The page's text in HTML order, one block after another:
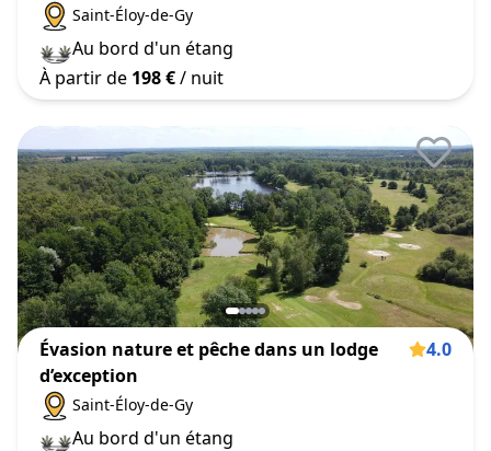
Saint-Éloy-de-Gy
Au bord d'un étang
À partir de 198 €/ nuit
Évasion nature et pêche dans un lodge
d’exception
4.0
Saint-Éloy-de-Gy
Au bord d'un étang